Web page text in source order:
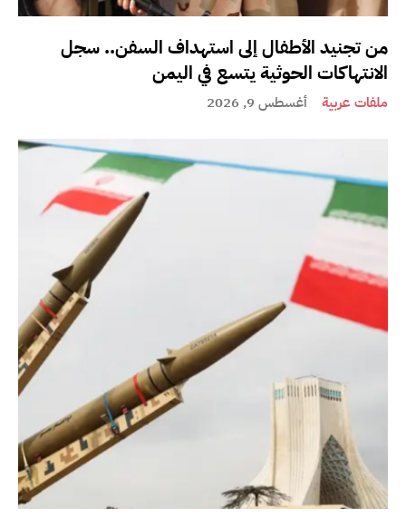
من تجنيد الأطفال إلى استهداف السفن.. سجل
الانتهاكات الحوثية يتسع في اليمن
ملفات عربية أغسطس 9, 2026